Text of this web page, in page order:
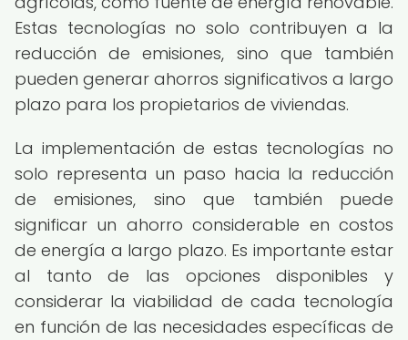
Estas tecnologías no solo contribuyen a la
reducción de emisiones, sino que también
pueden generar ahorros significativos a largo
plazo para los propietarios de viviendas.
La implementación de estas tecnologías no
solo representa un paso hacia la reducción
de emisiones, sino que también puede
significar un ahorro considerable en costos
de energía a largo plazo. Es importante estar
al tanto de las opciones disponibles y
considerar la viabilidad de cada tecnología
en función de las necesidades específicas de